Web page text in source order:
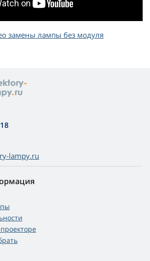
замены лампы без модуля
lampy.ru